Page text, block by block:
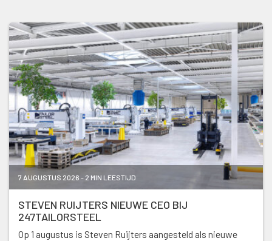
7 AUGUSTUS 2026 - 2 MIN LEESTIJD
STEVEN RUIJTERS NIEUWE CEO BIJ
247TAILORSTEEL
Op 1 augustus is Steven Ruijters aangesteld als nieuwe